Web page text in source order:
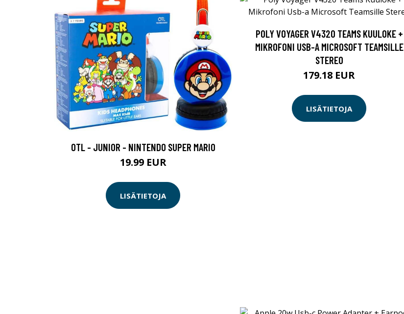
OTL - JUNIOR - NINTENDO SUPER MARIO
19.99 EUR
LISÄTIETOJA
POLY VOYAGER V4320 TEAMS KUULOKE +
MIKROFONI USB-A MICROSOFT TEAMSILLE
STEREO
179.18 EUR
LISÄTIETOJA